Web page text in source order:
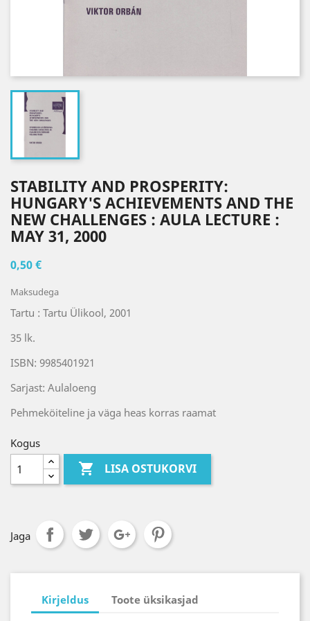
STABILITY AND PROSPERITY:
HUNGARY'S ACHIEVEMENTS AND THE
NEW CHALLENGES : AULA LECTURE :
MAY 31, 2000
0,50 €
Maksudega
Tartu : Tartu Ülikool, 2001
35 lk.
ISBN: 9985401921
Sarjast: Aulaloeng
Pehmeköiteline ja väga heas korras raamat
Kogus
 LISA OSTUKORVI
Jaga
Kirjeldus Toote üksikasjad